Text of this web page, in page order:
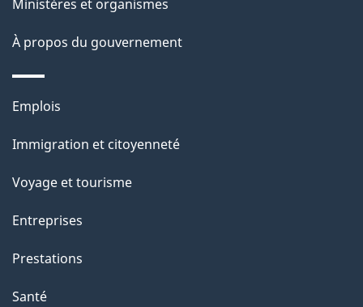
d
e
l
a
p
a
g
e
site
Ministères et organismes
À propos du gouvernement
Thèmes
sujets
Emplois
Immigration et citoyenneté
Voyage et tourisme
Entreprises
Prestations
Santé